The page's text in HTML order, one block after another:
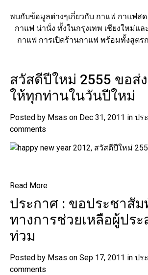
พบกับข้อมูลต่างๆเกี่ยวกับ กาแฟ กาแฟส
กาแฟ น่านั่ง ทั้งในกรุงเทพ เชียงใหม่แล
กาแฟ การเปิดร้านกาแฟ พร้อมทั้งสูตร
สวัสดีปีใหม่ 2555 ขอส่
ให้ทุกท่านในวันปีใหม่
Posted by Msas on Dec 31, 2011 in ปร
comments
Read More
ประกาศ : ขอประชาสั
ทางการช่วยเหลือผู้ปร
ท่วม
Posted by Msas on Sep 17, 2011 in ปร
comments